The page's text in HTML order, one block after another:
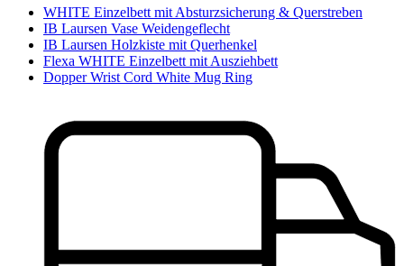
WHITE Einzelbett mit Absturzsicherung & Querstreben
IB Laursen Vase Weidengeflecht
IB Laursen Holzkiste mit Querhenkel
Flexa WHITE Einzelbett mit Ausziehbett
Dopper Wrist Cord White Mug Ring